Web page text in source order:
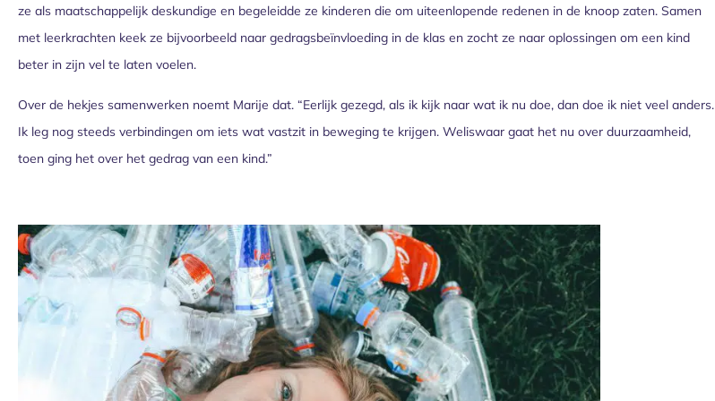
ze als maatschappelijk deskundige en begeleidde ze kinderen die om uiteenlopende redenen in de knoop zaten. Samen
met leerkrachten keek ze bijvoorbeeld naar gedragsbeïnvloeding in de klas en zocht ze naar oplossingen om een kind
beter in zijn vel te laten voelen.
Over de hekjes samenwerken noemt Marije dat. “Eerlijk gezegd, als ik kijk naar wat ik nu doe, dan doe ik niet veel anders.
Ik leg nog steeds verbindingen om iets wat vastzit in beweging te krijgen. Weliswaar gaat het nu over duurzaamheid,
toen ging het over het gedrag van een kind.”